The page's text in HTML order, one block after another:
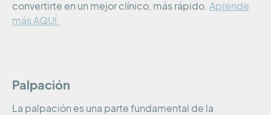
convertirte en un mejor clínico, más rápido. Aprende
más AQUÍ.
Palpación
La palpación es una parte fundamental de la